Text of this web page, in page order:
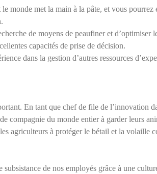
monde met la main à la pâte, et vous
de moyens de peaufiner et d’optimiser
capacités de prise de décision.
dans la gestion d’autres ressources
En tant que chef de file de l’innovation
compagnie du monde entier à garder leurs
agriculteurs à protéger le bétail et la volaille
de nos employés grâce à une